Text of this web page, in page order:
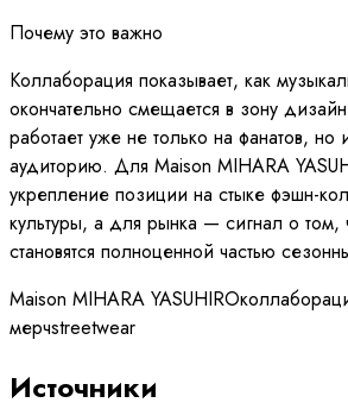
Почему это важно
Коллаборация показывает, как
окончательно смещается в зону
работает уже не только на фанатов, но
аудиторию. Для Maison MIHARA
укрепление позиции на стыке фэшн-
культуры, а для рынка — сигнал о том,
становятся полноценной частью
Maison MIHARA YASUHIRO
мерчstreetwear
Источники